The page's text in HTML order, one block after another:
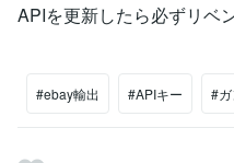
APIを更新したら必ずリベ
#ebay輸出 #APIキー #ガ